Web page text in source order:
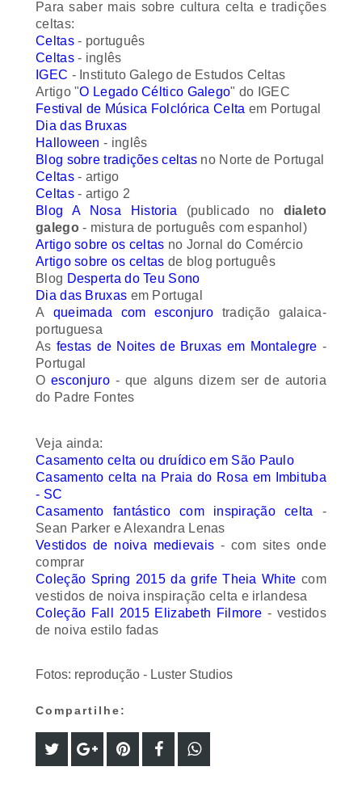
celtas:
Celtas
Celtas- inglês
IGEC- Instituto Galego de Estudos Celtas
Artigo " O Legado Céltico Galego" do IGEC
Festival de Música Folclórica Celtaem Portugal
Dia das Bruxas
Halloween- inglês
Blog sobre tradições celtas
Celtas- artigo
Celtas- artigo 2
Blog A Nosa Historia
galego- mistura de português com espanhol)
Artigo sobre os celtasno Jornal do Comércio
Artigo sobre os celtas de blog português
BlogDesperta do Teu Sono
Dia das Bruxasem Portugal
Aqueimada com esconjuro
portuguesa
Asfestas de Noites de Bruxas em Montalegre
Portugal
Oesconjuro
do Padre Fontes
Casamento celta ou druídico em São Paulo
Casamento celta na Praia do Rosa em Imbituba
- SC
Casamento fantástico com inspiração celta
Sean Parker e Alexandra Lenas
Vestidos de noiva medievais- com sites onde
comprar
Coleção Spring 2015 da grife Theia White
vestidos de noiva inspiração celta e irlandesa
Coleção Fall 2015 Elizabeth Filmore- vestidos
de noiva estilo fadas